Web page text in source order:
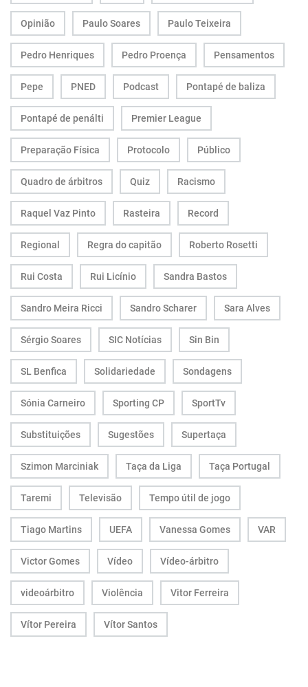
Opinião Paulo Soares Paulo Teixeira
Pedro Henriques Pedro Proença Pensamentos
Pepe PNED Podcast Pontapé de baliza
Pontapé de penálti Premier League
Preparação Física Protocolo Público
Quadro de árbitros Quiz Racismo
Raquel Vaz Pinto Rasteira Record
Regional Regra do capitão Roberto Rosetti
Rui Costa Rui Licínio Sandra Bastos
Sandro Meira Ricci Sandro Scharer Sara Alves
Sérgio Soares SIC Notícias Sin Bin
SL Benfica Solidariedade Sondagens
Sónia Carneiro Sporting CP SportTv
Substituições Sugestões Supertaça
Szimon Marciniak Taça da Liga Taça Portugal
Taremi Televisão Tempo útil de jogo
Tiago Martins UEFA Vanessa Gomes VAR
Victor Gomes Vídeo Vídeo-árbitro
videoárbitro Violência Vitor Ferreira
Vítor Pereira Vítor Santos